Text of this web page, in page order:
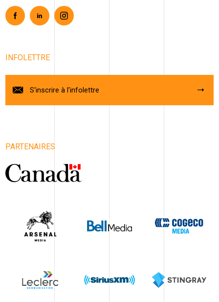
FacebookLinkedinInstagram
INFOLETTRE
S'inscrire à l'infolettre
PARTENAIRES